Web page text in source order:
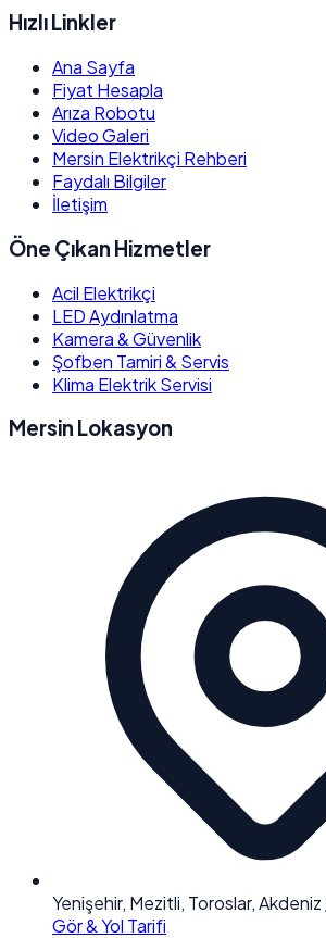
Hızlı Linkler
Ana Sayfa
Fiyat Hesapla
Arıza Robotu
Video Galeri
Mersin Elektrikçi Rehberi
Faydalı Bilgiler
İletişim
Öne Çıkan Hizmetler
Acil Elektrikçi
LED Aydınlatma
Kamera & Güvenlik
Şofben Tamiri & Servis
Klima Elektrik Servisi
Mersin Lokasyon
Yenişehir, Mezitli, Toroslar,
Gör & Yol Tarifi